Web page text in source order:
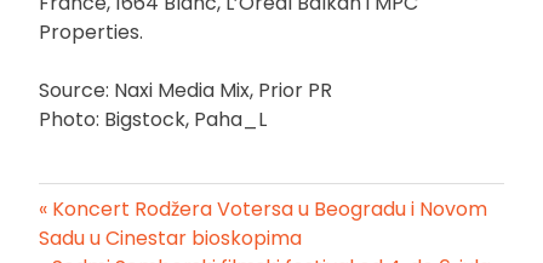
Properties.
Source: Naxi Media Mix, Prior PR
Photo: Bigstock, Paha_L
Kretanje
« Koncert Rodžera Votersa u Beogradu i Novom
Sadu u Cinestar bioskopima